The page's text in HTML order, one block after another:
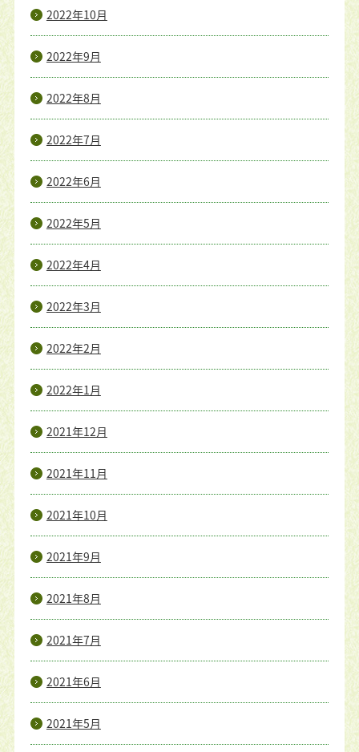
2022年10月
2022年9月
2022年8月
2022年7月
2022年6月
2022年5月
2022年4月
2022年3月
2022年2月
2022年1月
2021年12月
2021年11月
2021年10月
2021年9月
2021年8月
2021年7月
2021年6月
2021年5月